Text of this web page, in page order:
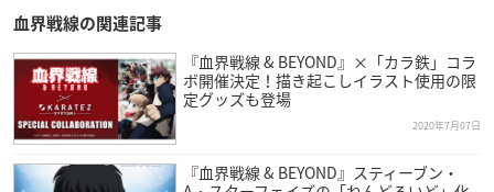
血界戦線の関連記事
『血界戦線 & BEYOND』×「カラ鉄」コラ
ボ開催決定！描き起こしイラスト使用の限
定グッズも登場
2020年7月07日
『血界戦線 & BEYOND』スティーブン・